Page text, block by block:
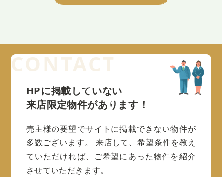
HPに掲載していない
来店限定物件があります！
売主様の要望でサイトに掲載できない物件が
多数ございます。
来店して、希望条件を教え
ていただければ、ご希望にあった物件を紹介
させていただきます。